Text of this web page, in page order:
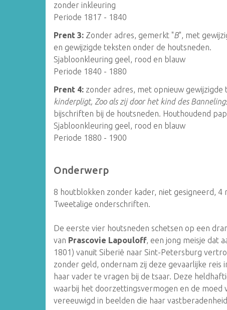
zonder inkleuring
Periode 1817 - 1840
Prent 3: Zonder adres, gemerkt "B", met
en gewijzigde teksten onder de houtsneden.
Sjabloonkleuring geel, rood en blauw
Periode 1840 - 1880
Prent 4: zonder adres, met opnieuw gewijzigde
kinderpligt, Zoo als zij door het kind des
bijschriften bij de houtsneden. Houthoudend
Sjabloonkleuring geel, rood en blauw
Periode 1880 - 1900
Onderwerp
8 houtblokken zonder kader, niet gesigneerd, 4
Tweetalige onderschriften.
De eerste vier houtsneden schetsen op een
van Prascovie Lapouloff, een jong meisje dat
1801) vanuit Siberië naar Sint-Petersburg
zonder geld, ondernam zij deze gevaarlijke
haar vader te vragen bij de tsaar. Deze
waarbij het doorzettingsvermogen en de moed
vereeuwigd in beelden die haar